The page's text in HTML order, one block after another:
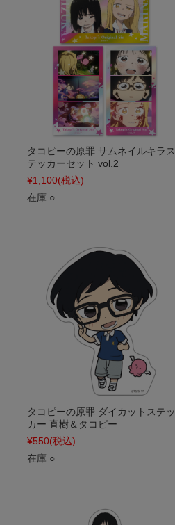
タコピーの原罪 サムネイルキラス
テッカーセット vol.2
¥1,100(税込)
在庫 ○
タコピーの原罪 ダイカットステッ
カー 直樹＆タコピー
¥550(税込)
在庫 ○